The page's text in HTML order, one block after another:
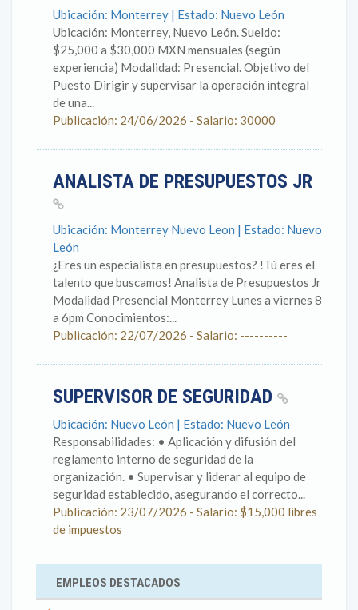
Ubicación: Monterrey | Estado: Nuevo León
Ubicación: Monterrey, Nuevo León. Sueldo:
$25,000 a $30,000 MXN mensuales (según
experiencia) Modalidad: Presencial. Objetivo del
Puesto Dirigir y supervisar la operación integral
de una...
Publicación: 24/06/2026 - Salario: 30000
ANALISTA DE PRESUPUESTOS JR
Ubicación: Monterrey Nuevo Leon | Estado: Nuevo
León
¿Eres un especialista en presupuestos? !Tú eres el
talento que buscamos! Analista de Presupuestos Jr
Modalidad Presencial Monterrey Lunes a viernes 8
a 6pm Conocimientos:...
Publicación: 22/07/2026 - Salario: ----------
SUPERVISOR DE SEGURIDAD
Ubicación: Nuevo León | Estado: Nuevo León
Responsabilidades: • Aplicación y difusión del
reglamento interno de seguridad de la
organización. • Supervisar y liderar al equipo de
seguridad establecido, asegurando el correcto...
Publicación: 23/07/2026 - Salario: $15,000 libres
de impuestos
EMPLEOS DESTACADOS